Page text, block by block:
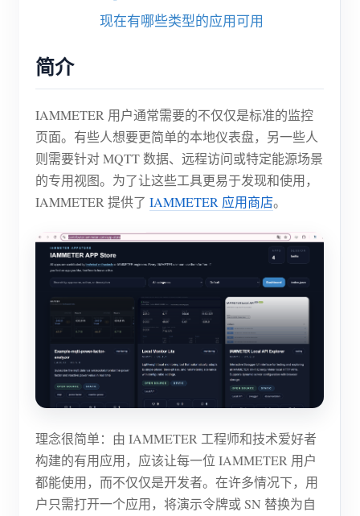
现在有哪些类型的应用可用
简介
IAMMETER 用户通常需要的不仅仅是标准的监控
页面。有些人想要更简单的本地仪表盘，另一些人
则需要针对 MQTT 数据、远程访问或特定能源场景
的专用视图。为了让这些工具更易于发现和使用，
IAMMETER 提供了 IAMMETER 应用商店。
理念很简单：由 IAMMETER 工程师和技术爱好者
构建的有用应用，应该让每一位 IAMMETER 用户
都能使用，而不仅仅是开发者。在许多情况下，用
户只需打开一个应用，将演示令牌或 SN 替换为自